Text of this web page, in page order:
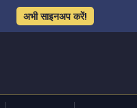
अभी साइनअप करें!